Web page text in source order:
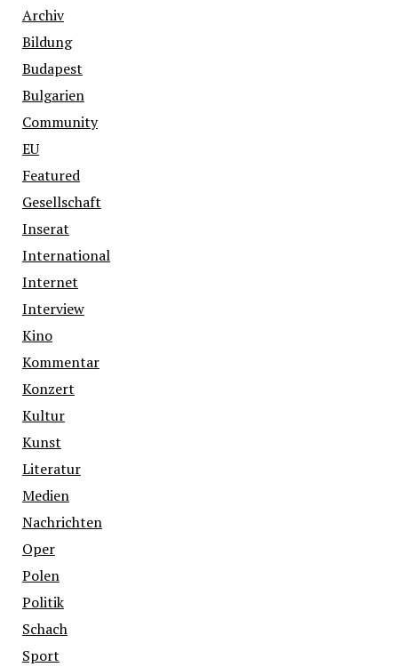
Archiv
Bildung
Budapest
Bulgarien
Community
EU
Featured
Gesellschaft
Inserat
International
Internet
Interview
Kino
Kommentar
Konzert
Kultur
Kunst
Literatur
Medien
Nachrichten
Oper
Polen
Politik
Schach
Sport